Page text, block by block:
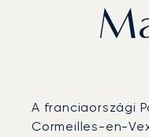
A franciaországi
Cormeilles-en-